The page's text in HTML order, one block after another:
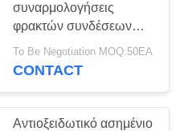
συναρμολογήσεις
φρακτών συνδέσεων
αλυσίδων καυτής
εμβύθισης και αντίσταση
To Be Negotiation MOQ:50EA
CONTACT
Αντιοξειδωτικό ασημένιο